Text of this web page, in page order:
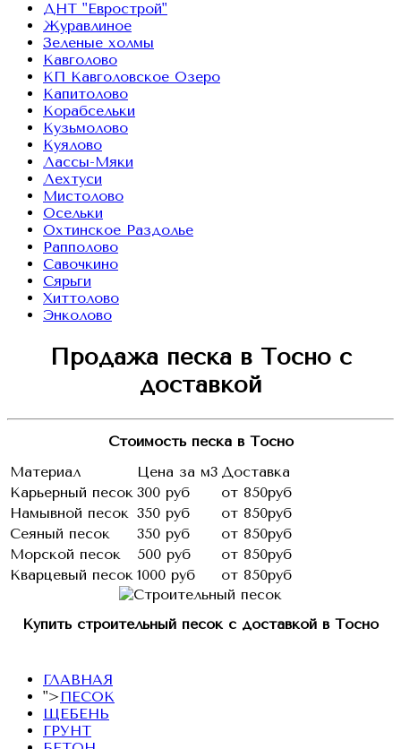
ДНТ "Еврострой"
Журавлиное
Зеленые холмы
Кавголово
КП Кавголовское Озеро
Капитолово
Корабсельки
Кузьмолово
Куялово
Лассы-Мяки
Лехтуси
Мистолово
Осельки
Охтинское Раздолье
Рапполово
Савочкино
Сярьги
Хиттолово
Энколово
Продажа песка в Тосно с
доставкой
Стоимость песка в Тосно
Материал
Цена за м3 Доставка
Карьерный песок 300 руб
от 850руб
Намывной песок 350 руб
от 850руб
Сеяный песок
350 руб
от 850руб
Морской песок
500 руб
от 850руб
Кварцевый песок 1000 руб от 850руб
Купить строительный песок с доставкой в Тосно
ГЛАВНАЯ
">ПЕСОК
ЩЕБЕНЬ
ГРУНТ